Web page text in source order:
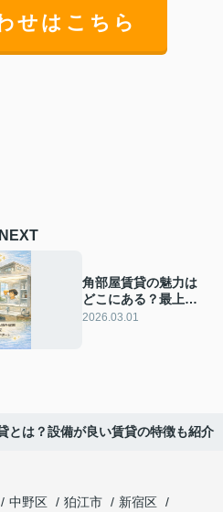
せはこちら
NEXT
角部屋賃貸の魅力は
どこにある？最上階
賃貸のメリットと選
2026.03.01
とは？設備が良い賃貸の特徴も紹介
中野区 狛江市
新宿区